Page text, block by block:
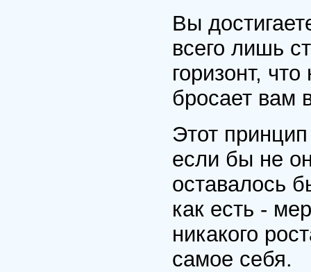
Вы
всего лишь
горизонт,
бросает вам
Этот
если бы не
оставалось
как есть -
никакого
самое себя.